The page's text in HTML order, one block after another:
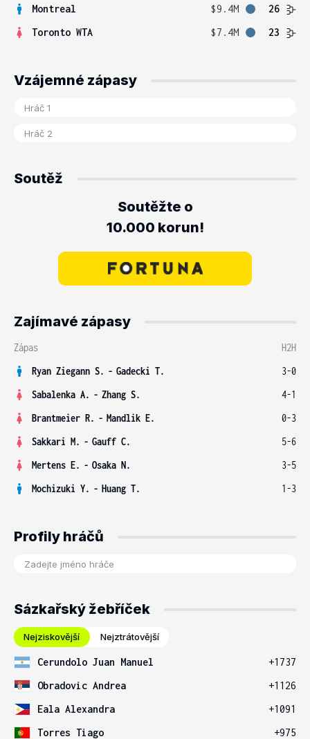
Montreal $9.4M
26
Toronto WTA
$7.4M 23
Vzájemné zápasy
Soutěž
Soutěžte o
10.000 korun!
Zajímavé zápasy
Zápas
H2H
Ryan Ziegann S. - Gadecki T.
3-0
Sabalenka A. - Zhang S.
4-1
Brantmeier R. - Mandlik E.
0-3
Sakkari M. - Gauff C.
5-6
Mertens E. - Osaka N.
3-5
Mochizuki Y. - Huang T. 1-3
Profily hráčů
Sázkařský žebříček
Nejziskovější Nejztrátovější
Cerundolo Juan Manuel
+1737
Obradovic Andrea
+1126
Eala Alexandra
+1091
Torres Tiago
+975